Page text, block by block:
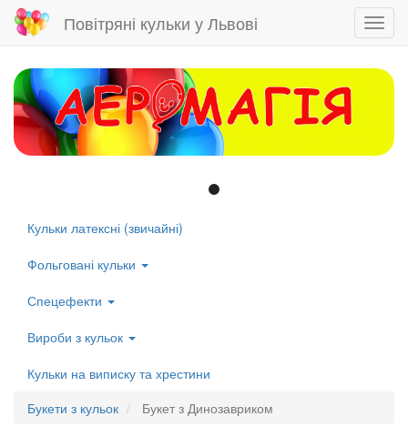
Skip
main
content
Повітряні кульки у Львові
Left
menu
Кульки латексні (звичайні)
Фольговані кульки
Спецефекти
Вироби з кульок
Кульки на виписку та хрестини
Букети з кульок
Букет з Динозавриком